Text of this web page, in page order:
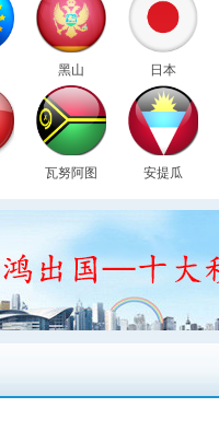
黑山 日本
瓦努阿图 安提瓜